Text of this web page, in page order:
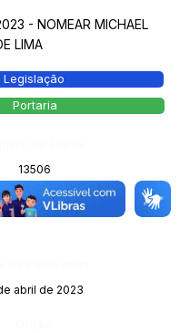
- NOMEAR MICHAEL
LIMA
Legislação
Portaria
13506
da Publicação:
abril de 2023